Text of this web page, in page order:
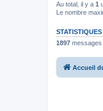
Au total, il y a 1
Le nombre
STATISTIQUES
1897 messages
Accueil